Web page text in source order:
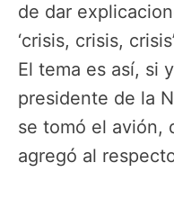
de dar
‘crisis, crisis,
El tema es así, si
presidente de la
se tomó el avión,
agregó al